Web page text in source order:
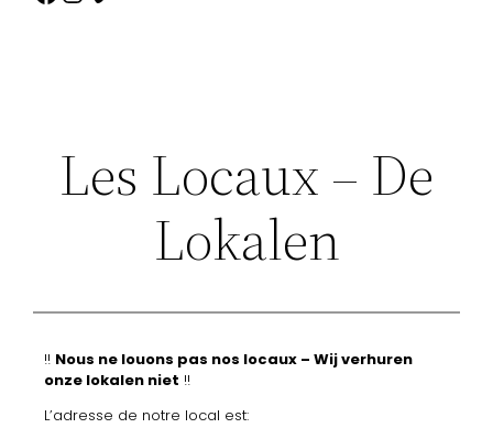
Les Locaux – De
Lokalen
!! Nous ne louons pas nos locaux – Wij verhuren
onze lokalen niet !!
L’adresse de notre local est: